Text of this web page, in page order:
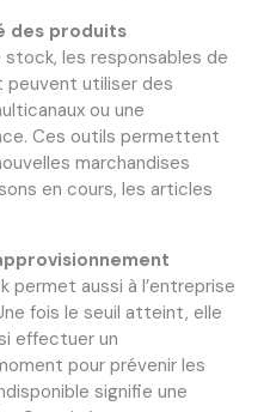
des produits
les responsables de
peuvent utiliser des
ou une
Ces outils permettent
marchandises
en cours, les articles
permet aussi à l’entreprise
fois le seuil atteint, elle
effectuer un
pour prévenir les
signifie une